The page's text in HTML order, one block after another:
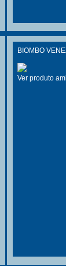
BIOMBO
Ver produto